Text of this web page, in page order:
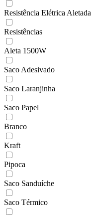
Resistência Elétrica Aletada
Resistências
Aleta 1500W
Saco Adesivado
Saco Laranjinha
Saco Papel
Branco
Kraft
Pipoca
Saco Sanduíche
Saco Térmico